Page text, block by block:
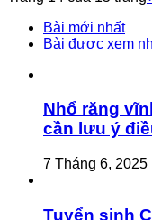
Bài mới nhất
Bài được xem
Nhổ răng
cần lưu ý
7 Tháng 6, 2025
Tuyển sinh